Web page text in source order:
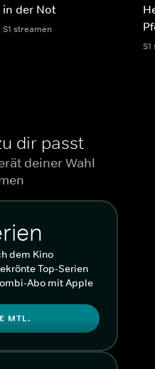
in der Not
S1 streamen
dir passt
deiner Wahl
dem Kino
Top-Serien
Abo mit Apple
MTL.